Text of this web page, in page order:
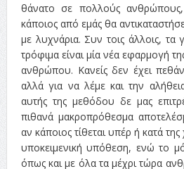
θάνατο σε πολλούς
κάποιος από εμάς θα
με λυχνάρια. Συν τοις άλλοις, τα
τρόφιμα είναι μία νέα εφαρμογή
ανθρώπου. Κανείς δεν έχει
αλλά για να λέμε και την
αυτής της μεθόδου δε μας
πιθανά μακροπρόθεσμα
αν κάποιος τίθεται υπέρ ή κατά
υποκειμενική υπόθεση, ενώ το
όπως και με όλα τα μέχρι τώρα